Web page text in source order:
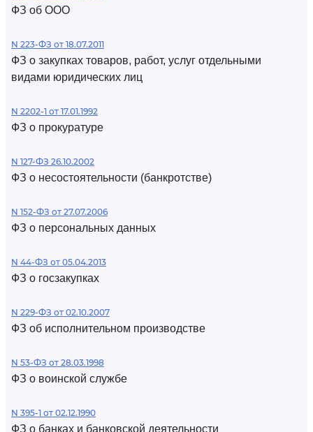
ФЗ об ООО
N 223-ФЗ от 18.07.2011
ФЗ о закупках товаров, работ, услуг отдельными
видами юридических лиц
N 2202-1 от 17.01.1992
ФЗ о прокуратуре
N 127-ФЗ 26.10.2002
ФЗ о несостоятельности (банкротстве)
N 152-ФЗ от 27.07.2006
ФЗ о персональных данных
N 44-ФЗ от 05.04.2013
ФЗ о госзакупках
N 229-ФЗ от 02.10.2007
ФЗ об исполнительном производстве
N 53-ФЗ от 28.03.1998
ФЗ о воинской службе
N 395-1 от 02.12.1990
ФЗ о банках и банковской деятельности